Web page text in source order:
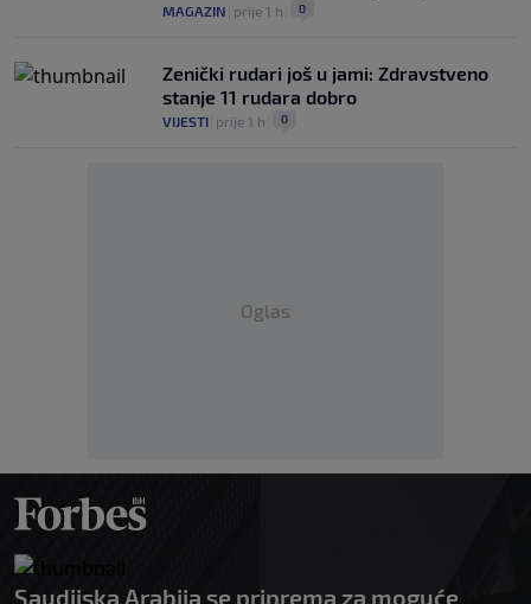
MAGAZIN prije 1 h 0
Zenički rudari još u jami: Zdravstveno
stanje 11 rudara dobro
VIJESTI prije 1 h 0
Oglas
Saudijska Arabija se priprema za moguće